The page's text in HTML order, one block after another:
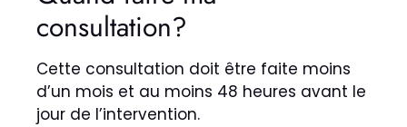
consultation?
Cette consultation doit être faite moins
d’un mois et au moins 48 heures avant le
jour de l’intervention.